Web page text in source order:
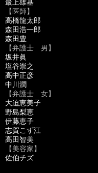
最上雄基
【医師】
高橋龍太郎
森田浩一郎
森田豊
【弁護士 男】
坂井眞
塩谷崇之
高中正彦
中川潤
【弁護士 女】
大迫恵美子
野島梨恵
伊藤恵子
志賀こず江
高田智美
【美容家】
佐伯チズ